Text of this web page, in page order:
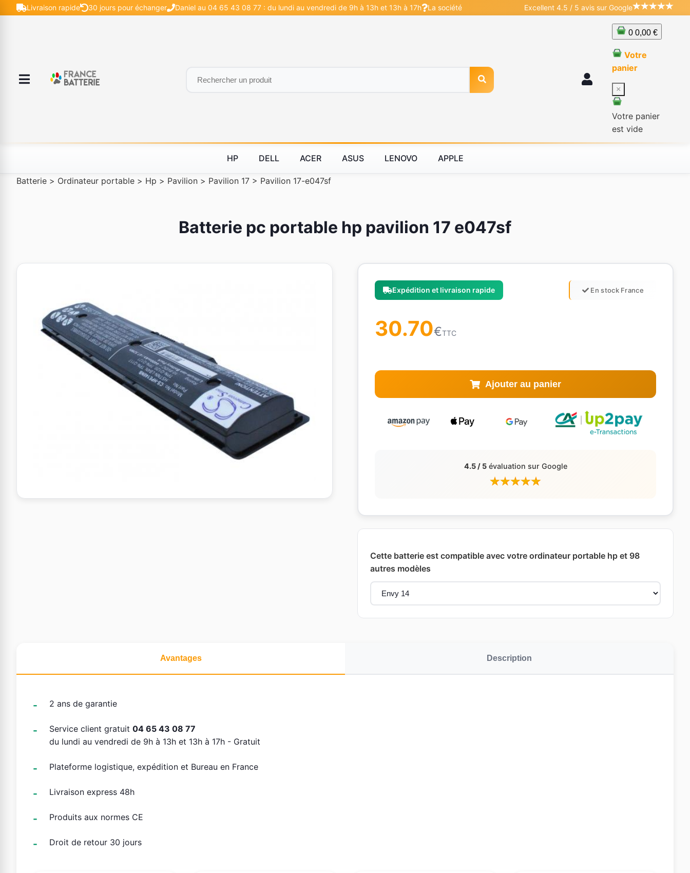
Livraison rapide 30 jours pour échanger Daniel au 04 65 43 08 77 : du lundi au vendredi de 9h à 13h et 13h à 17h La société Excellent 4.5 / 5 avis sur Google
0 0,00 €
Votre
panier
×
Votre panier
est vide
HP DELL ACER ASUS LENOVO APPLE
Batterie > Ordinateur portable > Hp > Pavilion > Pavilion 17 > Pavilion 17-e047sf
Batterie pc portable hp pavilion 17 e047sf
Expédition et livraison rapide En stock France
30.70€TTC
Ajouter au panier
4.5 / 5évaluation sur Google
Cette batterie est compatible avec votre ordinateur portable hp et 98
autres modèles
Avantages Description
2 ans de garantie
Service client gratuit 04 65 43 08 77
du lundi au vendredi de 9h à 13h et 13h à 17h - Gratuit
Plateforme logistique, expédition et Bureau en France
Livraison express 48h
Produits aux normes CE
Droit de retour 30 jours